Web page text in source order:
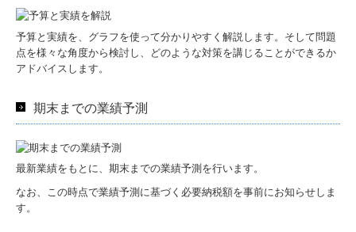
予算と実績を、グラフを使って分かりやすく解説します。そして問題
点を様々な角度から検討し、どのような対策を講じることができるか
アドバイスします。
期末までの業績予測
最新業績をもとに、期末までの業績予測を行います。
なお、この時点で業績予測に基づく必要納税額を事前にお知らせしま
す。